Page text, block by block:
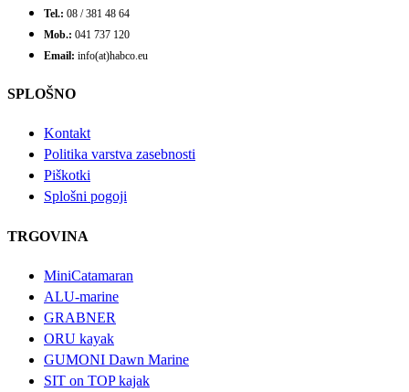
Tel.: 08 / 381 48 64
Mob.: 041 737 120
Email: info(at)habco.eu
SPLOŠNO
Kontakt
Politika varstva zasebnosti
Piškotki
Splošni pogoji
TRGOVINA
MiniCatamaran
ALU-marine
GRABNER
ORU kayak
GUMONI Dawn Marine
SIT on TOP kajak